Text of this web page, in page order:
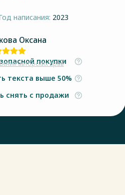
написания: 2023
Оксана
авторских прав
покупки
текста выше 50%
снять с продажи